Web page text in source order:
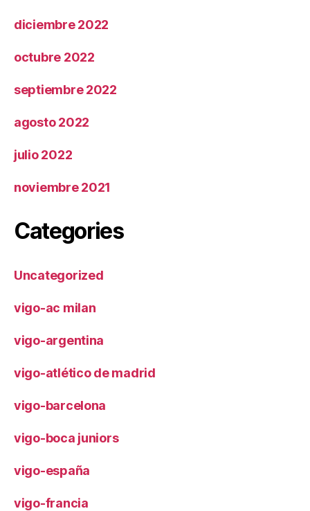
diciembre 2022
octubre 2022
septiembre 2022
agosto 2022
julio 2022
noviembre 2021
Categories
Uncategorized
vigo-ac milan
vigo-argentina
vigo-atlético de madrid
vigo-barcelona
vigo-boca juniors
vigo-españa
vigo-francia